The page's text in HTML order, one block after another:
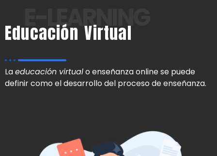
E-LEARNING
Educación Virtual
Laeducación virtualo enseñanza online se puede
definir como el desarrollo del proceso de enseñanza.